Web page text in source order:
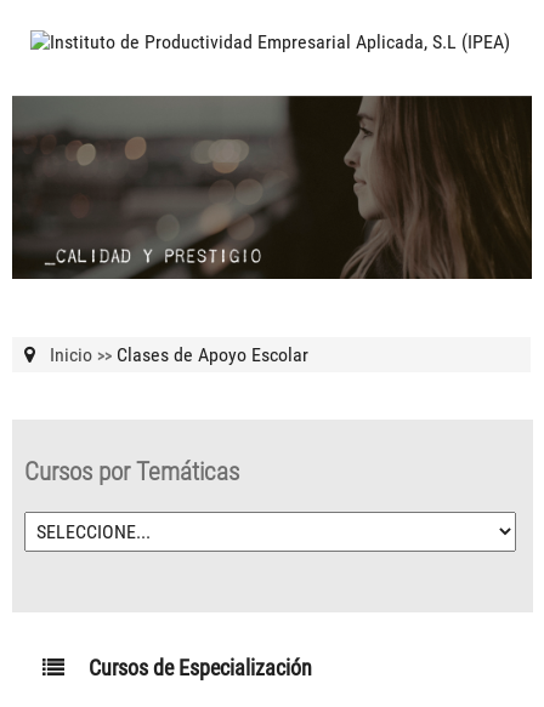
Inicio >> Clases de Apoyo Escolar
Cursos por Temáticas
Cursos de Especialización